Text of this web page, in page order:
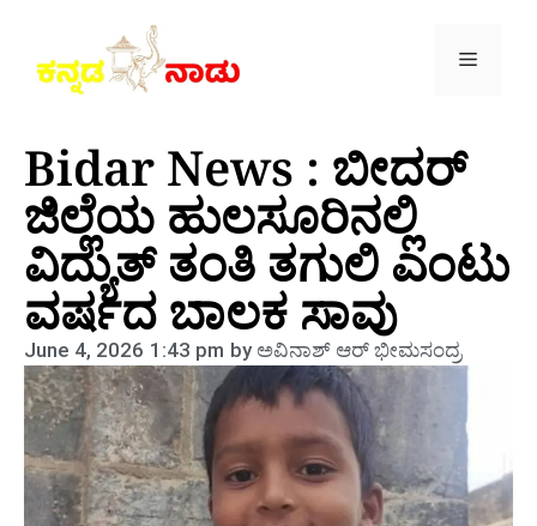
Bidar News : ಬೀದರ್
ಜಿಲ್ಲೆಯ ಹುಲಸೂರಿನಲ್ಲಿ
ವಿದ್ಯುತ್ ತಂತಿ ತಗುಲಿ ಎಂಟು
ವರ್ಷದ ಬಾಲಕ ಸಾವು
June 4, 2026 1:43 pm byಅವಿನಾಶ್‌ ಆರ್‌ ಭೀಮಸಂದ್ರ